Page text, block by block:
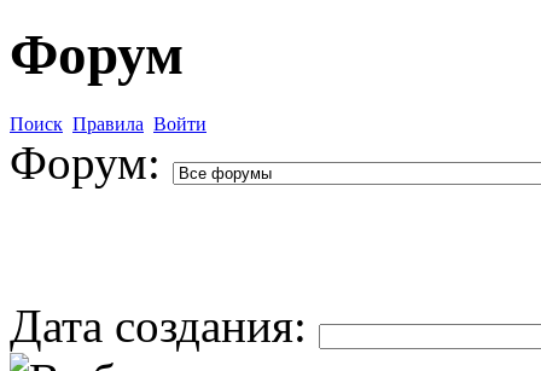
Форум
Поиск Правила Войти
Форум:
Дата создания: